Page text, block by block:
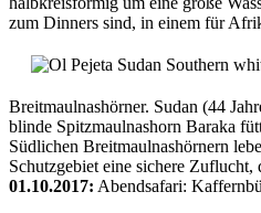
zum Dinners sind, in einem für
Breitmaulnashörner. Sudan (44
blinde Spitzmaulnashorn Baraka
Südlichen Breitmaulnashörnern
Schutzgebiet eine sichere
01.10.2017: Abendsafari: